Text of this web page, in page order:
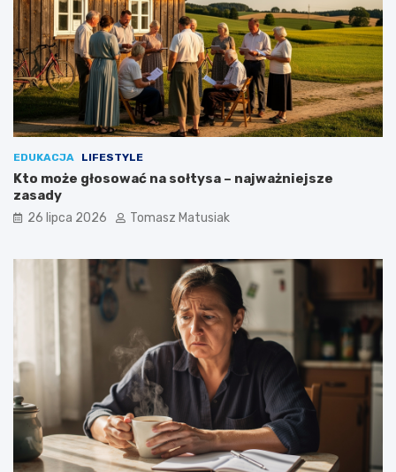
o
w
e
?
EDUKACJA LIFESTYLE
Kto może głosować na sołtysa – najważniejsze
zasady
26 lipca 2026 Tomasz Matusiak